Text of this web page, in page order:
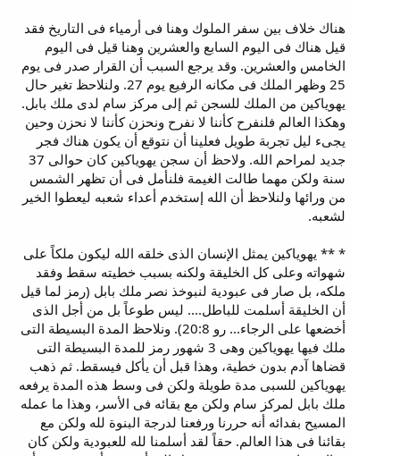
هناك خلاف بين سفر الملوك وهنا فى أرمياء فى التاريخ فقد
قيل هناك فى اليوم السابع والعشرين وهنا قيل فى اليوم
الخامس والعشرين. وقد يرجع السبب أن القرار صدر فى يوم
25 وظهر الملك فى مكانه الرفيع يوم 27. ولنلاحظ تغير حال
يهوياكين من الملك للسجن ثم إلى مركز سام لدى ملك بابل.
وهكذا العالم فلنفرح كأننا لا نفرح ونحزن كأننا لا نحزن وحين
يجىء ليل تجربة طويل فعلينا أن نتوقع أن يكون هناك فجر
جديد لمراحم الله. ولاحظ أن سجن يهوياكين كان حوالى 37
سنة ولكن مهما طالت الغيمة فلنأمل فى أن تظهر الشمس
من ورائها ولنلاحظ أن الله إستخدم أعداء شعبه ليعطوا الخير
لشعبه.
* ** يهوياكين يمثل الإنسان الذى خلقه الله ليكون ملكاً على
شهواته وعلى كل الخليقة ولكنه بسبب خطيته سقط وفقد
ملكه، بل صار فى عبودية لنبوخذ نصر ملك بابل (رمز لما قيل
أن الخليقة أسلمت للباطل.... ليس طوعاً بل من أجل الذى
أخضعها على الرجاء... رو 20:8). ونلاحظ المدة البسيطة التى
ملك فيها يهوياكين وهى 3 شهور رمز للمدة البسيطة التى
قضاها آدم بدون خطية، وهذا قبل أن يأكل فيسقط. ثم ذهب
يهوياكين للسبى مدة طويلة ولكن فى وسط هذه المدة يرفعه
ملك بابل لمركز سام ولكن مع بقائه فى الأسر، وهذا ما عمله
المسيح بفدائه أنه حررنا ورفعنا لدرجة البنوة لله ولكن مع
بقائنا فى هذا العالم. حقاً لقد أسلمنا لله للعبودية ولكن كان